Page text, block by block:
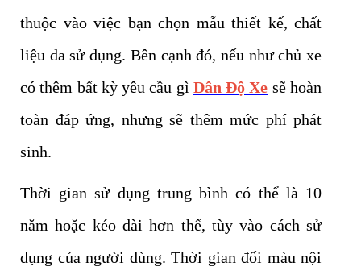
thuộc vào việc bạn chọn mẫu thiết kế, chất
liệu da sử dụng. Bên cạnh đó, nếu như chủ xe
có thêm bất kỳ yêu cầu gì Dân Độ Xe sẽ hoàn
toàn đáp ứng, nhưng sẽ thêm mức phí phát
sinh.
Thời gian sử dụng trung bình có thể là 10
năm hoặc kéo dài hơn thế, tùy vào cách sử
dụng của người dùng. Thời gian đổi màu nội